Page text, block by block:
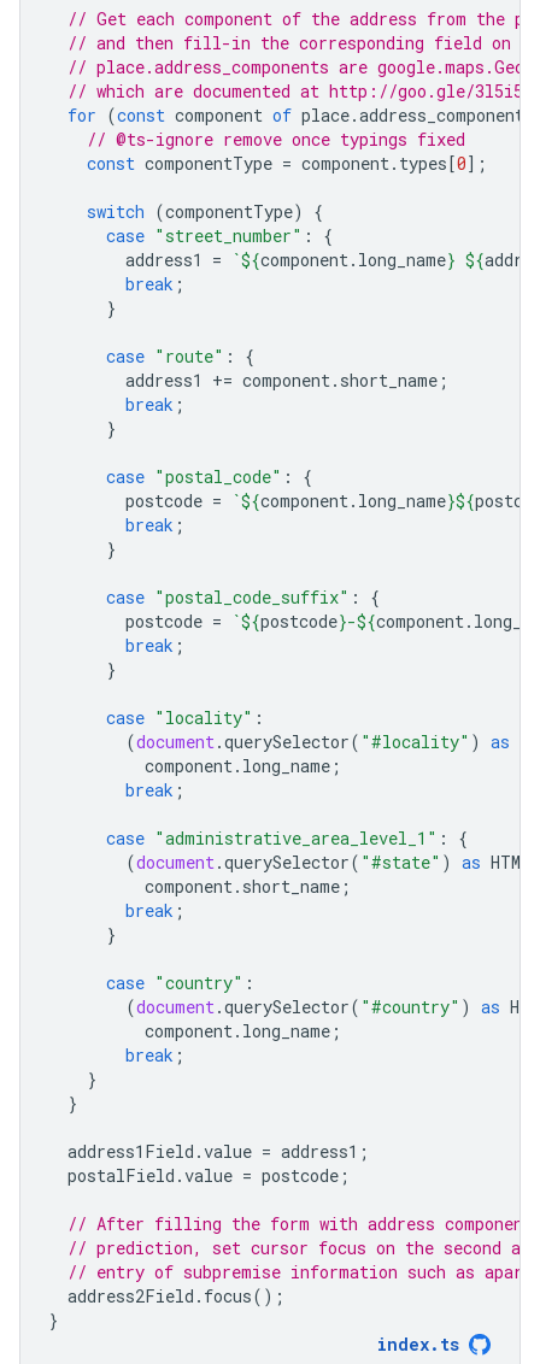
// Get each component of the address from the
// and then fill-in the corresponding field on
// place.address_components are
// which are documented at http://goo.gle/
for (const component of place.address_components
// @ts-ignore remove once typings fixed
const componentType = component. types[0];
switch (componentType)
{
case "street_number" :
{
address1
= `${component. long_name} ${
break ;
}
case "route" :
{
address1
+= component. short_name ;
break ;
}
case "postal_code" :
{
postcode = `${component. long_name}${
break ;
}
case "postal_code_suffix" :
{
postcode = `${postcode}-${component.
break ;
}
case "locality" :
(document.querySelector( "#locality" ) as
component. long_name ;
break ;
case "administrative_area_level_1" :
{
(document.querySelector( "#state" ) as
component. short_name ;
break ;
}
case "country" :
(document.querySelector( "#country" ) as
component. long_name ;
break ;
}
}
address1Field .value = address1 ;
postalField .value = postcode ;
// After filling the form with address components
// prediction, set cursor focus on the second
// entry of subpremise information such as
address2Field . focus();
}
index. ts